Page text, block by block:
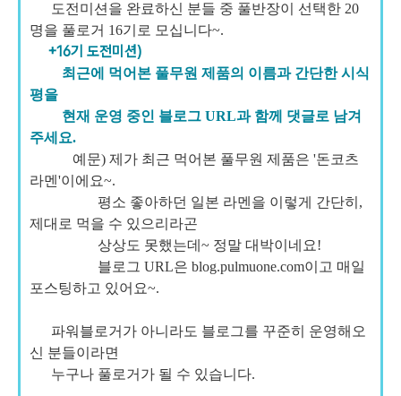
도전미션을 완료하신 분들 중 풀반장이 선택한 20
명을 풀로거 16기로 모십니다~.
+16기 도전미션)
최근에 먹어본 풀무원 제품의 이름과 간단한 시식
평을
현재 운영 중인 블로그 URL과 함께 댓글로 남겨
주세요.
예문) 제가 최근 먹어본 풀무원 제품은 '돈코츠
라멘'이에요~.
평소 좋아하던 일본 라멘을 이렇게 간단히,
제대로 먹을 수 있으리라곤
상상도 못했는데~ 정말 대박이네요!
블로그 URL은 blog.pulmuone.com이고 매일
포스팅하고 있어요~.
파워블로거가 아니라도 블로그를 꾸준히 운영해오
신 분들이라면
누구나 풀로거가 될 수 있습니다.